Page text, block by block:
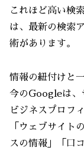
これほど高い検
は、最新の検索
術があります。
情報の紐付けと
今のGoogleは、
ビジネスプロフ
「ウェブサイト
スの情報」「口